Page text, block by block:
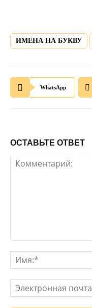
ИМЕНА НА БУКВУ
WhatsApp
ОСТАВЬТЕ ОТВЕТ